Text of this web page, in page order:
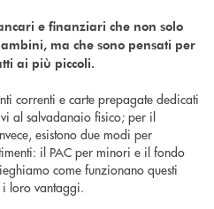
e finanziari che non solo
ma che sono pensati per
ai più piccoli.
correnti e carte prepagate dedicati
al salvadanaio fisico; per il
esistono due modi per
il PAC per minori e il fondo
come funzionano questi
i loro vantaggi.